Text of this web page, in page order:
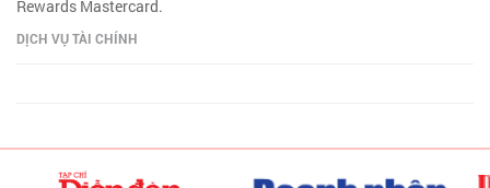
Rewards Mastercard.
DỊCH VỤ TÀI CHÍNH